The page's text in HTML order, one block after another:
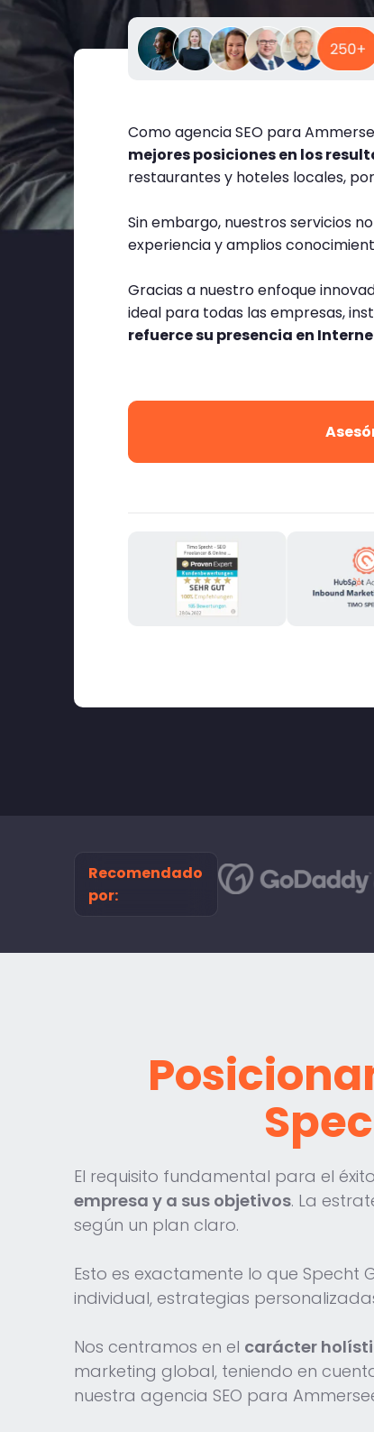
Como agencia SEO para
mejores posiciones en los
restaurantes y hoteles locales,
Sin embargo, nuestros servicios
experiencia y amplios
Gracias a nuestro enfoque
ideal para todas las empresas,
refuerce su presencia en
Recomendado
por:
El requisito fundamental para el
empresa y a sus objetivos. La
según un plan claro.
Esto es exactamente lo que Specht
individual, estrategias
Nos centramos en el carácter
marketing global, teniendo en
nuestra agencia SEO para